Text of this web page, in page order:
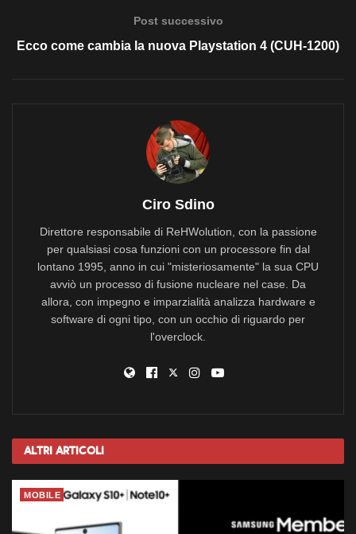
Post successivo
Ecco come cambia la nuova Playstation 4 (CUH-1200)
Ciro Sdino
Direttore responsabile di ReHWolution, con la passione
per qualsiasi cosa funzioni con un processore fin dal
lontano 1995, anno in cui "misteriosamente" la sua CPU
avviò un processo di fusione nucleare nel case. Da
allora, con impegno e imparzialità analizza hardware e
software di ogni tipo, con un occhio di riguardo per
l'overclock.
Altri Articoli
MOBILE